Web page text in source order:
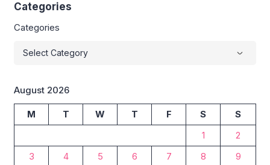
Categories
Categories
August 2026
M T W T F S
S
1
2
3
4 5 6 7 8
9